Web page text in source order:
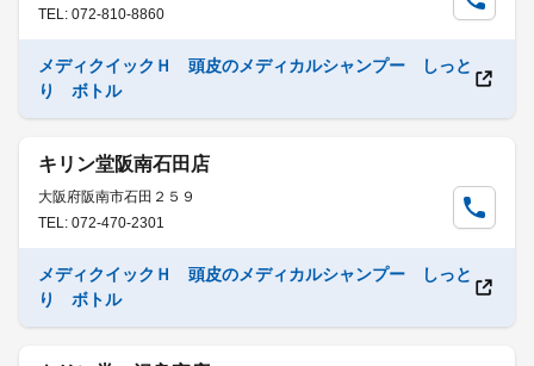
TEL: 072-810-8860
メディクイックＨ 頭皮のメディカルシャンプー しっと
り ボトル
キリン堂阪南石田店
大阪府阪南市石田２５９
TEL: 072-470-2301
メディクイックＨ 頭皮のメディカルシャンプー しっと
り ボトル